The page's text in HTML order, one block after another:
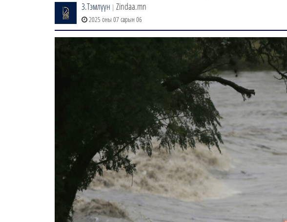
З.Тэмлүүн | Zindaa.mn
2025 оны 07 сарын 06